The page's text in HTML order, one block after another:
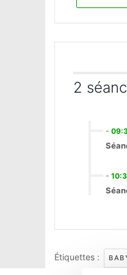
2
-
-
Étiquettes :